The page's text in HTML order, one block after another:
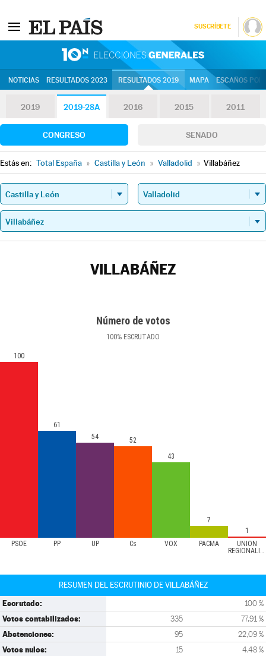
SUSCRÍBETE
NOTICIAS RESULTADOS 2023 RESULTADOS 2019 MAPA ESCAÑOS
2019 2019-28A 2016 2015 2011
CONGRESO SENADO
Estás en: Total España » Castilla y León » Valladolid » Villabáñez
VILLABÁÑEZ
Número de votos
100% ESCRUTADO
PSOE PP UP Cs VOX PACMA
UNIÓN
REGIONALISTA
100
61
54
52
43
7
1
RESUMEN DEL ESCRUTINIO DE VILLABÁÑEZ
Escrutado: 100 %
Votos contabilizados: 335 77,91 %
Abstenciones: 95 22,09 %
Votos nulos: 15 4,48 %